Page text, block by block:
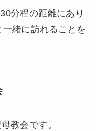
分程の距離にあり
緒に訪れることを
教会です。